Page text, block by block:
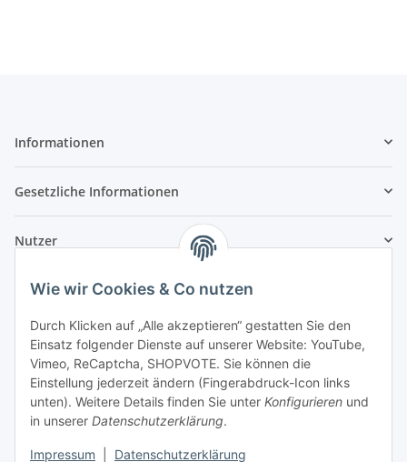
Wie wir Cookies & Co nutzen
Durch Klicken auf „Alle akzeptieren“ gestatten Sie den
Einsatz folgender Dienste auf unserer Website: YouTube,
Vimeo, ReCaptcha, SHOPVOTE. Sie können die
Einstellung jederzeit ändern (Fingerabdruck-Icon links
unten). Weitere Details finden Sie unter Konfigurieren und
in unserer Datenschutzerklärung.
Impressum Datenschutzerklärung
Informationen
Gesetzliche Informationen
Nutzer